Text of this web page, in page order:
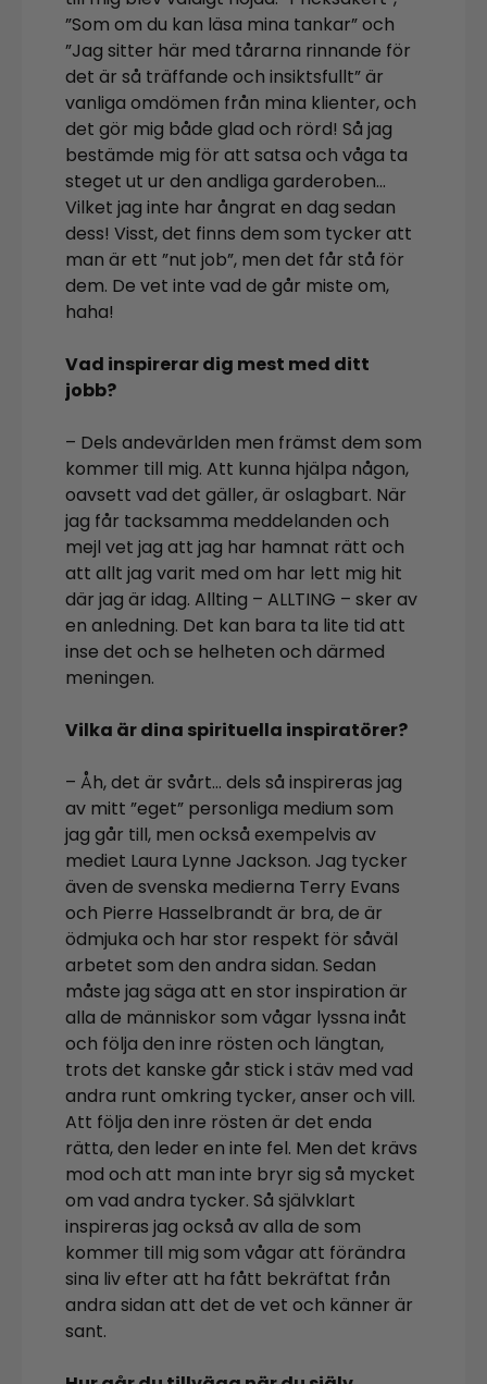
”Som om du kan läsa mina tankar” och
”Jag sitter här med tårarna rinnande för
det är så träffande och insiktsfullt” är
vanliga omdömen från mina klienter, och
det gör mig både glad och rörd! Så jag
bestämde mig för att satsa och våga ta
steget ut ur den andliga garderoben…
Vilket jag inte har ångrat en dag sedan
dess! Visst, det finns dem som tycker att
man är ett ”nut job”, men det får stå för
dem. De vet inte vad de går miste om,
haha!
Vad inspirerar dig mest med ditt
jobb?
– Dels andevärlden men främst dem som
kommer till mig. Att kunna hjälpa någon,
oavsett vad det gäller, är oslagbart. När
jag får tacksamma meddelanden och
mejl vet jag att jag har hamnat rätt och
att allt jag varit med om har lett mig hit
där jag är idag. Allting – ALLTING – sker av
en anledning. Det kan bara ta lite tid att
inse det och se helheten och därmed
meningen.
Vilka är dina spirituella inspiratörer?
– Åh, det är svårt… dels så inspireras jag
av mitt ”eget” personliga medium som
jag går till, men också exempelvis av
mediet Laura Lynne Jackson. Jag tycker
även de svenska medierna Terry Evans
och Pierre Hasselbrandt är bra, de är
ödmjuka och har stor respekt för såväl
arbetet som den andra sidan. Sedan
måste jag säga att en stor inspiration är
alla de människor som vågar lyssna inåt
och följa den inre rösten och längtan,
trots det kanske går stick i stäv med vad
andra runt omkring tycker, anser och vill.
Att följa den inre rösten är det enda
rätta, den leder en inte fel. Men det krävs
mod och att man inte bryr sig så mycket
om vad andra tycker. Så självklart
inspireras jag också av alla de som
kommer till mig som vågar att förändra
sina liv efter att ha fått bekräftat från
andra sidan att det de vet och känner är
sant.